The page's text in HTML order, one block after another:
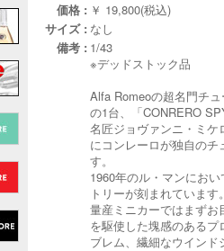
価格 : ￥ 19,800(税込)
サイズ : なし
備考 : 1/43
※デッドストック品
Alfa Romeoの超名門チ
の1台、「CONRERO
名匠ジョヴァンニ・ミ
にコンレーロが独自の
す。
​1960年のル・マンにお
トリーが刻まれています
量産ミニカーではまず
を駆使した塊感のある
ブレム、繊細なウイン